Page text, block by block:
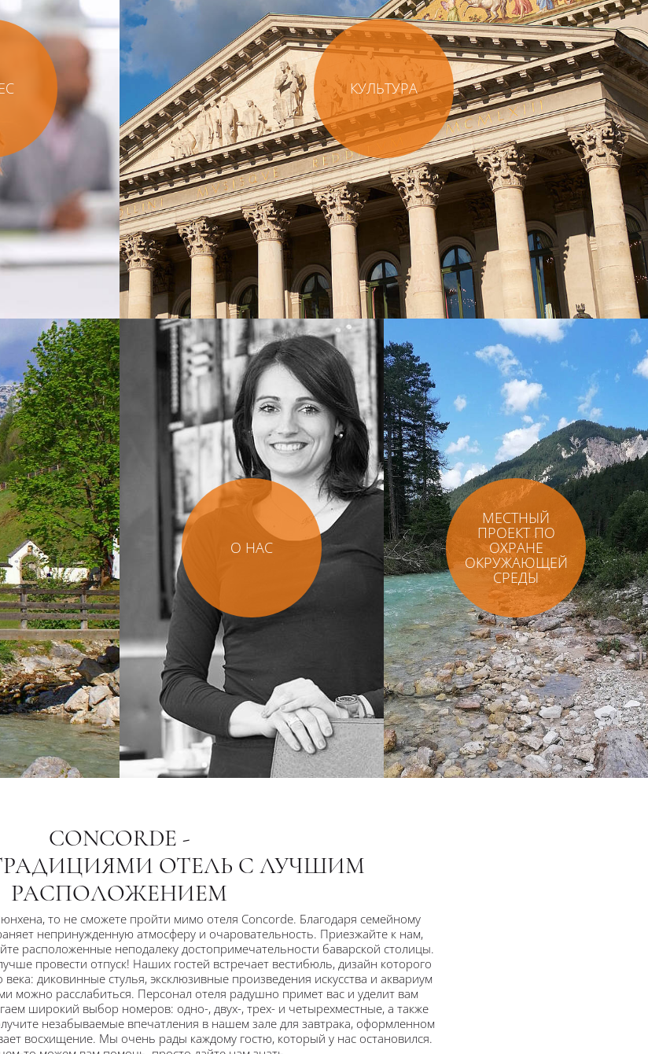
КУЛЬТУРА
О НАС
МЕСТНЫЙ
ПРОЕКТ ПО
ОХРАНЕ
ОКРУЖАЮЩЕЙ
СРЕДЫ
CONCORDE -
ОТЕЛЬ С ЛУЧШИМ
РАСПОЛОЖЕНИЕМ
то не сможете пройти мимо отеля Concorde. Благодаря семейному
непринужденную атмосферу и очаровательность. Приезжайте к нам,
расположенные неподалеку достопримечательности баварской столицы.
провести отпуск! Наших гостей встречает вестибюль, дизайн которого
диковинные стулья, эксклюзивные произведения искусства и аквариум
можно расслабиться. Персонал отеля радушно примет вас и уделит вам
широкий выбор номеров: одно-, двух-, трех- и четырехместные, а также
незабываемые впечатления в нашем зале для завтрака, оформленном
восхищение. Мы очень рады каждому гостю, который у нас остановился.